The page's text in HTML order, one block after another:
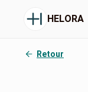
HELORA
Retour